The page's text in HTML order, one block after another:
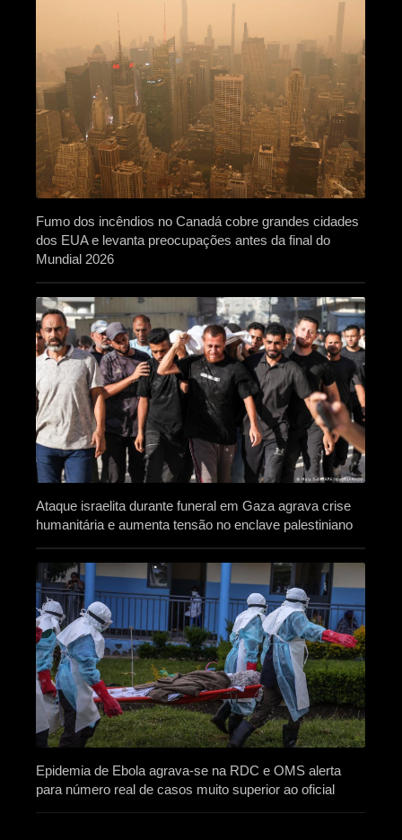
Fumo dos incêndios no Canadá cobre grandes cidades
dos EUA e levanta preocupações antes da final do
Mundial 2026
Ataque israelita durante funeral em Gaza agrava crise
humanitária e aumenta tensão no enclave palestiniano
Epidemia de Ebola agrava-se na RDC e OMS alerta
para número real de casos muito superior ao oficial